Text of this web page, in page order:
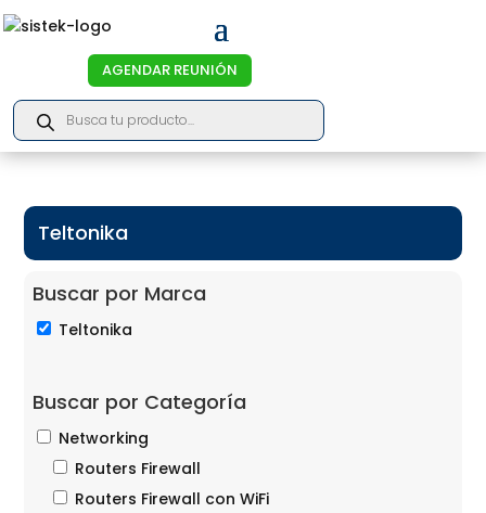
AGENDAR REUNIÓN
Products
search
Teltonika
Buscar por Marca
Teltonika
Buscar por Categoría
Networking
Routers Firewall
Routers Firewall con WiFi